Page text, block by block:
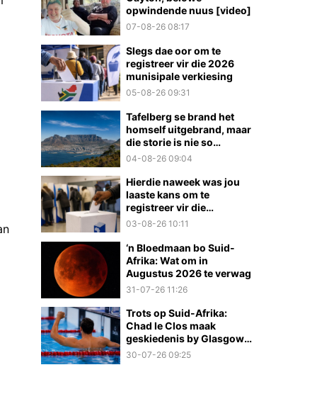
opwindende nuus [video]
07-08-26 08:17
Slegs dae oor om te
registreer vir die 2026
munisipale verkiesing
05-08-26 09:31
Tafelberg se brand het
homself uitgebrand, maar
die storie is nie so
eenvoudig nie
04-08-26 09:04
Hierdie naweek was jou
laaste kans om te
registreer vir die
munisipale verkiesings
03-08-26 10:11
‘n Bloedmaan bo Suid-
Afrika: Wat om in
Augustus 2026 te verwag
31-07-26 11:26
Trots op Suid-Afrika:
Chad le Clos maak
geskiedenis by Glasgow
2026
30-07-26 09:25